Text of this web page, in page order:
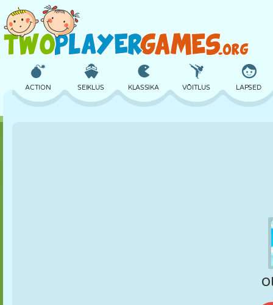
ACTION SEIKLUS KLASSIKA VÕITLUS LAPSED